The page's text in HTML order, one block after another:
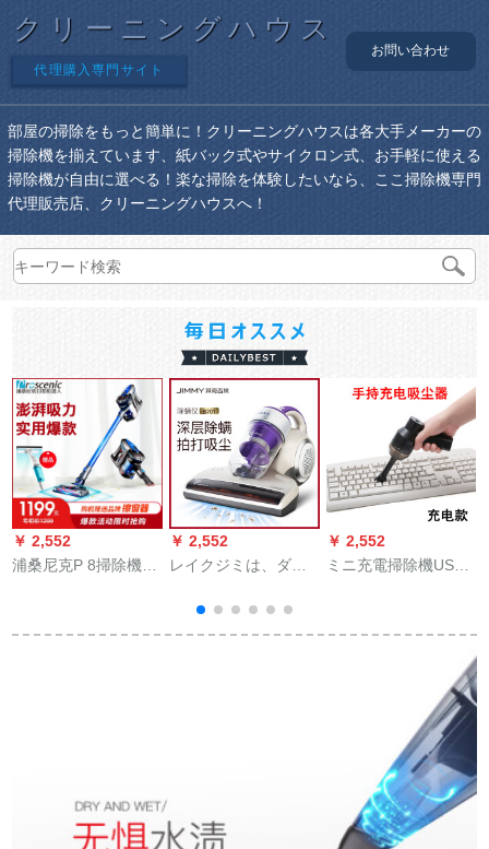
クリーニングハウス
代理購入専門サイト
お問い合わせ
部屋の掃除をもっと簡単に！クリーニングハウスは各大手メーカーの
掃除機を揃えています、紙バック式やサイクロン式、お手軽に使える
掃除機が自由に選べる！楽な掃除を体験したいなら、ここ掃除機専門
代理販売店、クリーニングハウスへ！
￥ 2,552
浦桑尼克P 8掃除機家
￥ 2,552
レイクジミは、ダニ
掃除機VC-B 701打掃
除は無限に便利で
￥ 2,552
ミニ充電掃除機USB
ー掃除機、車載ミニ
クコロンピカナを充